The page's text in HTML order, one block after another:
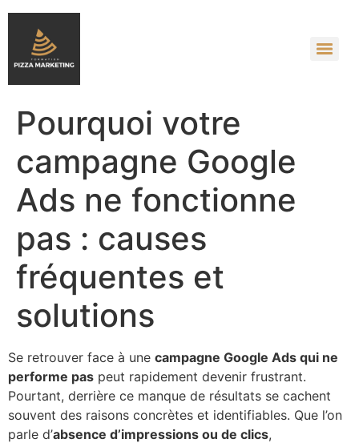
Pourquoi votre
campagne Google
Ads ne fonctionne
pas : causes
fréquentes et
solutions
Se retrouver face à une campagne Google Ads qui ne
performe pas peut rapidement devenir frustrant.
Pourtant, derrière ce manque de résultats se cachent
souvent des raisons concrètes et identifiables. Que l’on
parle d’absence d’impressions ou de clics,